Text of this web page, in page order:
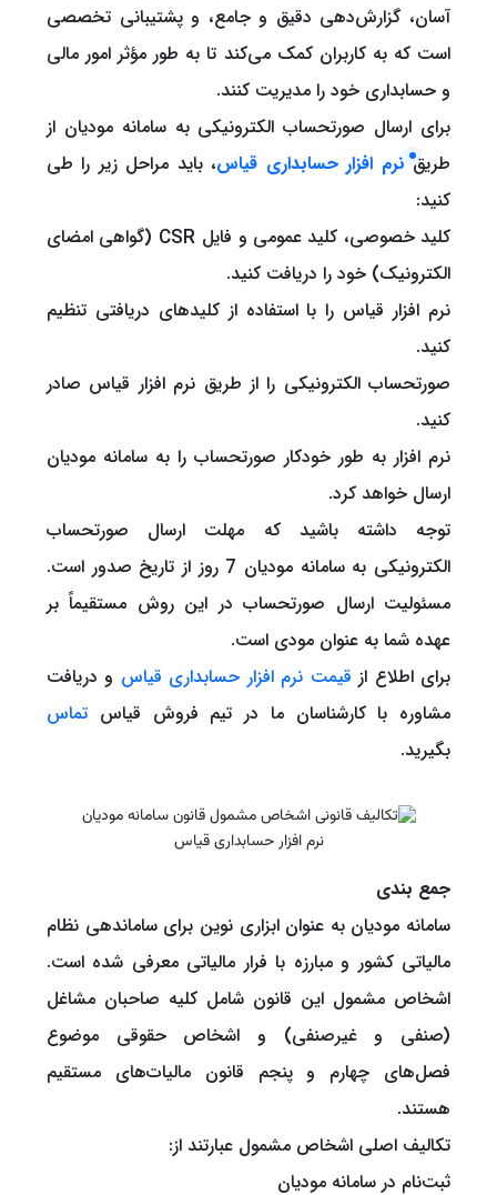
آسان، گزارش‌دهی دقیق و جامع، و پشتیبانی تخصصی
است که به کاربران کمک می‌کند تا به طور مؤثر امور مالی
و حسابداری خود را مدیریت کنند.
برای ارسال صورتحساب الکترونیکی به سامانه مودیان از
طریق نرم افزار حسابداری قیاس، باید مراحل زیر را طی
کنید:
کلید خصوصی، کلید عمومی و فایل CSR (گواهی امضای
الکترونیک) خود را دریافت کنید.
نرم افزار قیاس را با استفاده از کلیدهای دریافتی تنظیم
کنید.
صورتحساب الکترونیکی را از طریق نرم افزار قیاس صادر
کنید.
نرم افزار به طور خودکار صورتحساب را به سامانه مودیان
ارسال خواهد کرد.
توجه داشته باشید که مهلت ارسال صورتحساب
الکترونیکی به سامانه مودیان 7 روز از تاریخ صدور است.
مسئولیت ارسال صورتحساب در این روش مستقیماً بر
عهده شما به عنوان مودی است.
برای اطلاع از قیمت نرم افزار حسابداری قیاس و دریافت
مشاوره با کارشناسان ما در تیم فروش قیاس تماس
بگیرید.
نرم افزار حسابداری قیاس
جمع بندی
سامانه مودیان به عنوان ابزاری نوین برای ساماندهی نظام
مالیاتی کشور و مبارزه با فرار مالیاتی معرفی شده است.
اشخاص مشمول این قانون شامل کلیه صاحبان مشاغل
(صنفی و غیرصنفی) و اشخاص حقوقی موضوع
فصل‌های چهارم و پنجم قانون مالیات‌های مستقیم
هستند.
تکالیف اصلی اشخاص مشمول عبارتند از:
ثبت‌نام در سامانه مودیان